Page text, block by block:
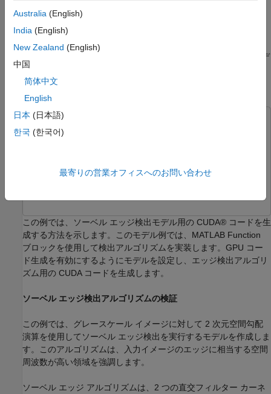
必要に応じて、その他の GPU 固有のコンフィギュレーショ
ン パラメーターを設定します。
関数を使用してモデ
ソーベル エッジ検出用の CUDA コードの生成
この例では次を使用します。
GPU Coder
Simulink CoderSimulink Coder
この例では、ソーベル エッジ検出モデル用の CUDA® コードを生
成する方法を示します。このモデル例では、MATLAB Function
ブロックを使用して検出アルゴリズムを実装します。GPU コー
ド生成を有効にするようにモデルを設定し、エッジ検出アルゴリ
ズム用の CUDA コードを生成します。
ソーベル エッジ検出アルゴリズムの検証
この例では、グレースケール イメージに対して 2 次元空間勾配
演算を使用してソーベル エッジ検出を実行するモデルを作成しま
す。このアルゴリズムは、入力イメージのエッジに相当する空間
周波数が高い領域を強調します。
ソーベル エッジ アルゴリズムは、2 つの直交フィルター カーネ
Australia (English)
India (English)
New Zealand (English)
中国
简体中文
English
日本 (日本語)
한국 (한국어)
最寄りの営業オフィスへのお問い合わせ